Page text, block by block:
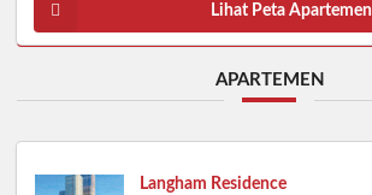
Lihat Peta Apartemen
APARTEMEN
Langham Residence